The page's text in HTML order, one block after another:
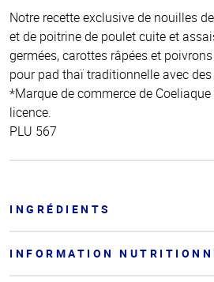
Notre recette exclusive de nouilles
et de poitrine de poulet cuite et
germées, carottes râpées et
pour pad thaï traditionnelle avec
*Marque de commerce de
licence.
PLU 567
INGRÉDIENTS
INFORMATION